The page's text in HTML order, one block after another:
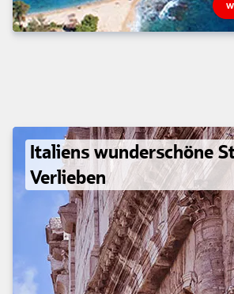
Italiens wunderschöne
Verlieben